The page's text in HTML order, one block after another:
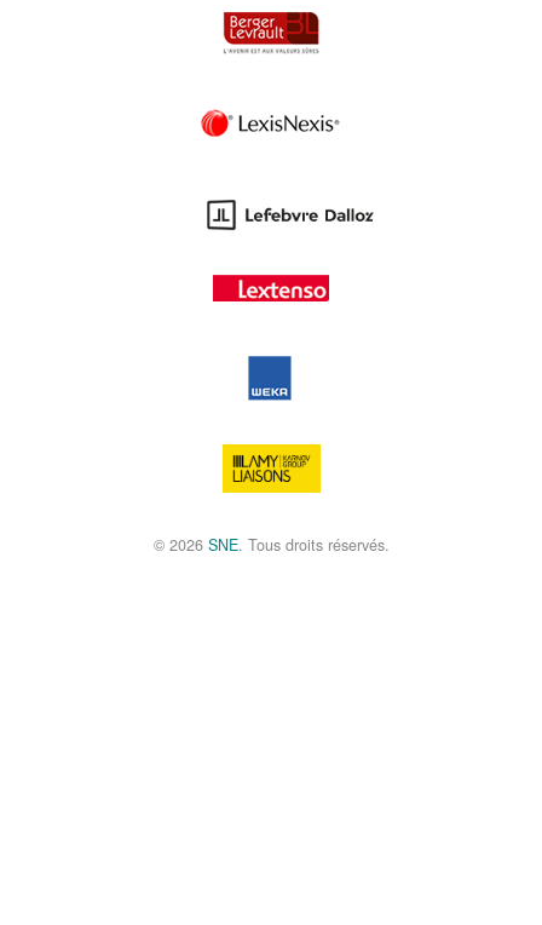
© 2026 SNE. Tous droits réservés.